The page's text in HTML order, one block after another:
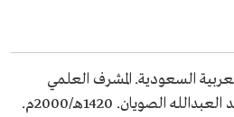
العربية السعودية. المشرف العلمي
الصويان. 1420هـ/2000م.